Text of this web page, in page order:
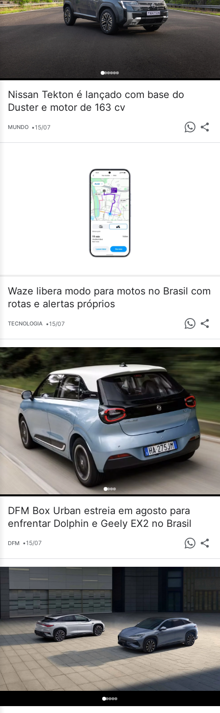
Nissan Tekton é lançado com base do
Duster e motor de 163 cv
MUNDO •15/07
Waze libera modo para motos no Brasil com
rotas e alertas próprios
TECNOLOGIA •15/07
DFM Box Urban estreia em agosto para
enfrentar Dolphin e Geely EX2 no Brasil
DFM •15/07